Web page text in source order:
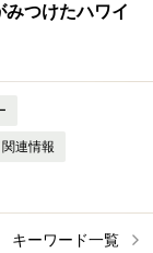
みつけたハワイ
連情報
キーワード一覧